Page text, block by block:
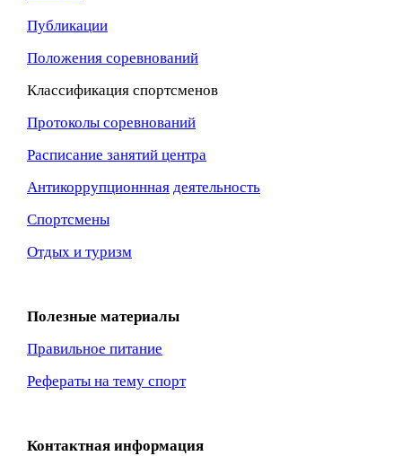
Публикации
Положения соревнований
Классификация спортсменов
Протоколы соревнований
Расписание занятий центра
Антикоррупционнная деятельность
Спортсмены
Отдых и туризм
Полезные материалы
Правильное питание
Рефераты на тему спорт
Контактная информация